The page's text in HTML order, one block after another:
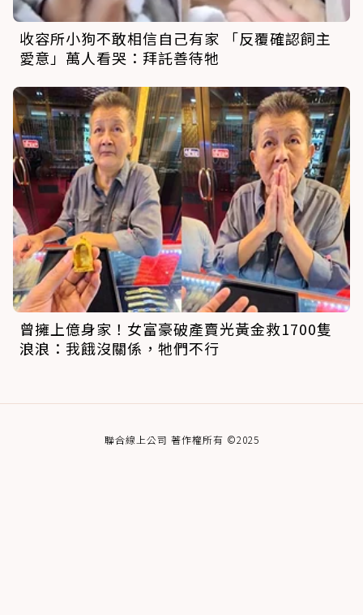
收容所小狗不敢相信自己有家 「反覆確認飼主
愛意」萬人看哭：拜託善待牠
曾擁上億身家！女富豪破產賣光黃金救1700隻
浪浪：我餓沒關係，牠們不行
聯合線上公司 著作權所有 ©2025